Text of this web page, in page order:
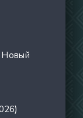
Новый